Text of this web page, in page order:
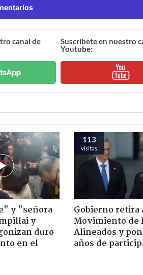
canal de
Suscríbete en nuestro
Youtube:
y "señora
y
duro
en el
113
visitas
Gobierno retira
Movimiento de
Alineados y
años de